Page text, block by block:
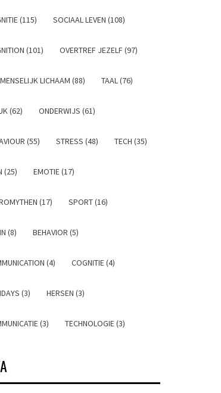
(115) SOCIAAL LEVEN (108)
(101) OVERTREF JEZELF (97)
LICHAAM (88) TAAL (76)
(62) ONDERWIJS (61)
(55) STRESS (48) TECH (35)
(25) EMOTIE (17)
(17) SPORT (16)
(8) BEHAVIOR (5)
(4) COGNITIE (4)
(3) HERSEN (3)
(3) TECHNOLOGIE (3)